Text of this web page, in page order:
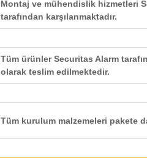
Montaj ve mühendislik hizmetleri
tarafından karşılanmaktadır.
Tüm ürünler Securitas Alarm
olarak teslim edilmektedir.
Tüm kurulum malzemeleri pakete